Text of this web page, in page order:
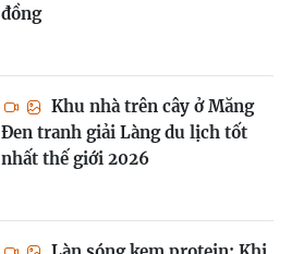
đồng
Khu nhà trên cây ở Măng
Đen tranh giải Làng du lịch tốt
nhất thế giới 2026